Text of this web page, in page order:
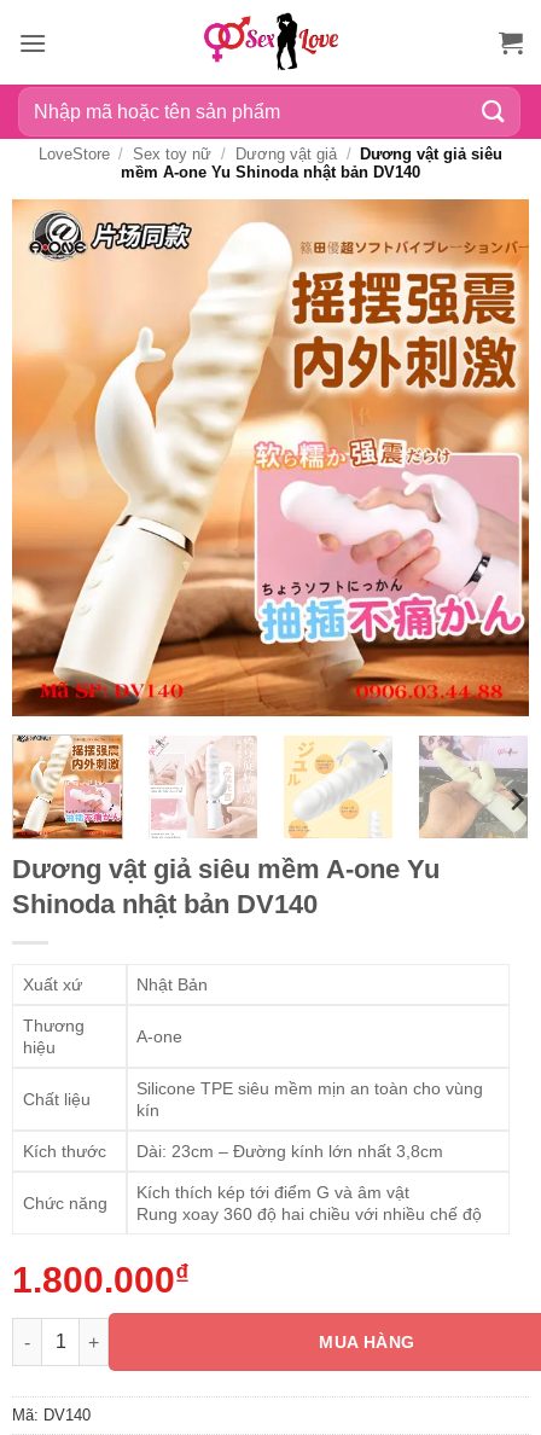
qua
dung
Tìm
kiếm:
LoveStore / Sex toy nữ / Dương vật giả / Dương vật giả siêu
mềm A-one Yu Shinoda nhật bản DV140
Dương vật giả siêu mềm A-one Yu
Shinoda nhật bản DV140
Xuất xứ Nhật Bản
Thương
hiệu
A-one
Chất liệu
Silicone TPE siêu mềm mịn an toàn cho vùng
kín
Kích thước Dài: 23cm – Đường kính lớn nhất 3,8cm
Chức năng
Kích thích kép tới điểm G và âm vật
Rung xoay 360 độ hai chiều với nhiều chế độ
1.800.000₫
Dương vật giả siêu mềm A-one Yu Shinoda nhật bản DV140 số
MUA HÀNG
Mã: DV140